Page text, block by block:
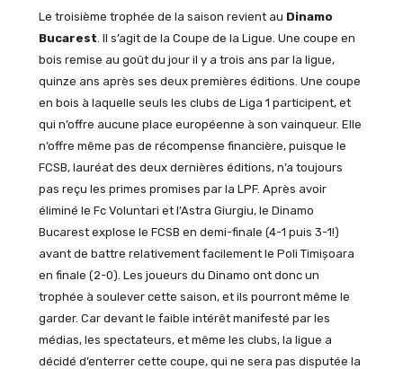
Le troisième trophée de la saison revient au Dinamo
Bucarest . Il s’agit de la Coupe de la Ligue. Une coupe en
bois remise au goût du jour il y a trois ans par la ligue,
quinze ans après ses deux premières éditions. Une coupe
en bois à laquelle seuls les clubs de Liga 1 participent, et
qui n’offre aucune place européenne à son vainqueur. Elle
n’offre même pas de récompense financière, puisque le
FCSB, lauréat des deux dernières éditions, n’a toujours
pas reçu les primes promises par la LPF. Après avoir
éliminé le Fc Voluntari et l’Astra Giurgiu, le Dinamo
Bucarest explose le FCSB en demi-finale (4-1 puis 3-1!)
avant de battre relativement facilement le Poli Timișoara
en finale (2-0). Les joueurs du Dinamo ont donc un
trophée à soulever cette saison, et ils pourront même le
garder. Car devant le faible intérêt manifesté par les
médias, les spectateurs, et même les clubs, la ligue a
décidé d’enterrer cette coupe, qui ne sera pas disputée la